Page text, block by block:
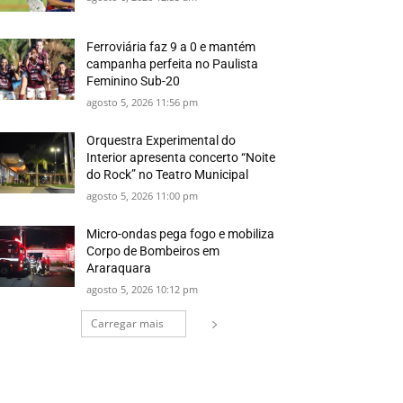
Ferroviária faz 9 a 0 e mantém
campanha perfeita no Paulista
Feminino Sub-20
agosto 5, 2026 11:56 pm
Orquestra Experimental do
Interior apresenta concerto “Noite
do Rock” no Teatro Municipal
agosto 5, 2026 11:00 pm
Micro-ondas pega fogo e mobiliza
Corpo de Bombeiros em
Araraquara
agosto 5, 2026 10:12 pm
Carregar mais